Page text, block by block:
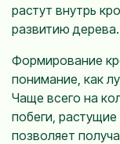
растут внутрь
развитию дерева.
Формирование
понимание, как
Чаще всего на
побеги,
позволяет